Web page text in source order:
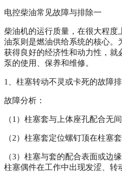
电控柴油常见故障与排除一
柴油机的运行质量，在很大程
油泵则是燃油供给系统的核心。
获得良好的经济性和动力性，就
泵的使用、保养和维修。
1 、柱塞转动不灵或卡死的故障
故障分析：
（1 ）柱塞套与上体座孔配合无
（2）柱塞套定位螺钉顶在柱塞
（3）柱塞与套的配合表面或边
柱塞偶件在工作中出现发涩、转